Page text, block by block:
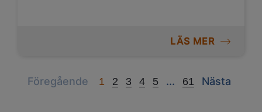
LÄS MER
Föregående Previous
1 2 3 4 5 ...
Next61 Nästa
Next